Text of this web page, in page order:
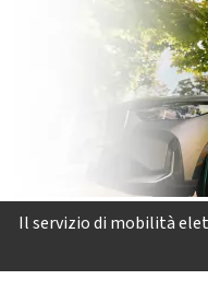
Il servizio di mobilità